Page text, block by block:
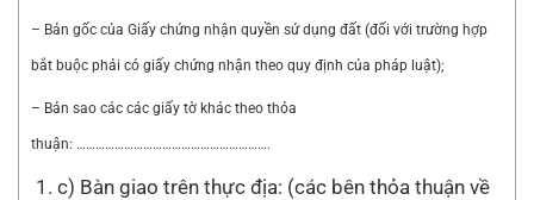
– Bản gốc của Giấy chứng nhận quyền sử dụng đất (đối với trường hợp
bắt buộc phải có giấy chứng nhận theo quy định của pháp luật);
– Bản sao các các giấy tờ khác theo thỏa
thuận: …………………………………………………….
c) Bàn giao trên thực địa: (các bên thỏa thuận về